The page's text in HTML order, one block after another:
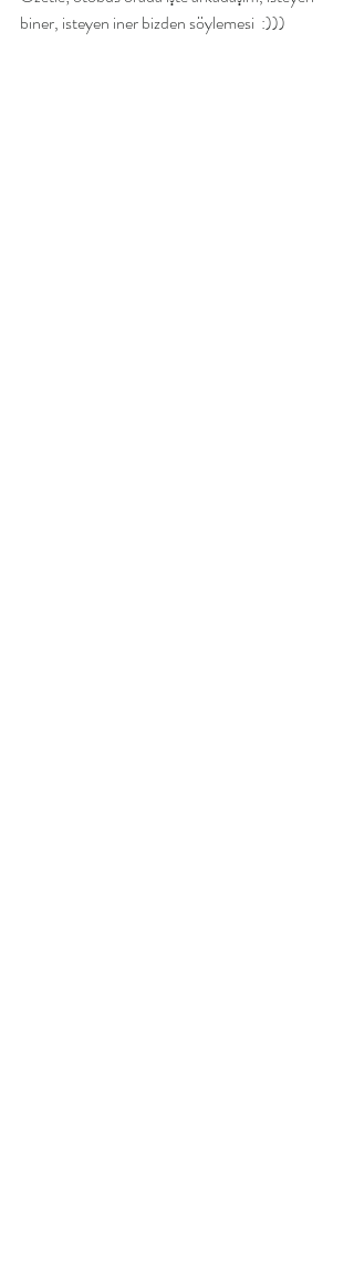
biner, isteyen iner bizden söylemesi  :)))